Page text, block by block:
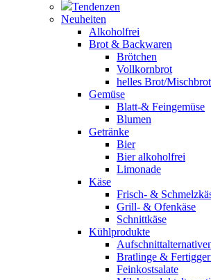
Tendenzen
Neuheiten
Alkoholfrei
Brot & Backwaren
Brötchen
Vollkornbrot
helles Brot/Mischbrot
Gemüse
Blatt-& Feingemüse
Blumen
Getränke
Bier
Bier alkoholfrei
Limonade
Käse
Frisch- &
Grill- & Ofenkäse
Schnittkäse
Kühlprodukte
Bratlinge &
Feinkostsalate